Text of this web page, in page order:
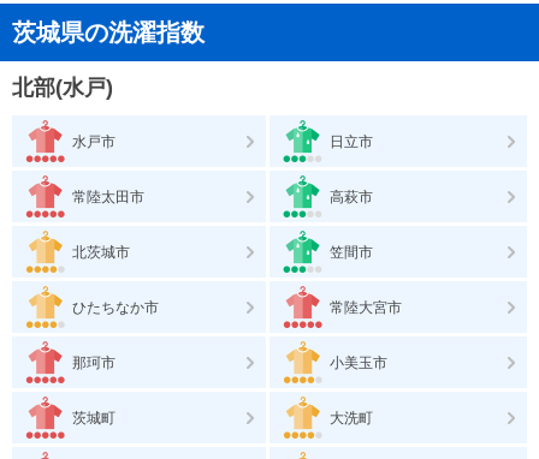
茨城県の洗濯指数
北部(水戸)
水戸市 日立市
常陸太田市 高萩市
北茨城市 笠間市
ひたちなか市 常陸大宮市
那珂市 小美玉市
茨城町 大洗町